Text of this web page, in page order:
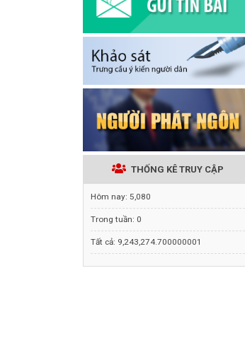
THỐNG KÊ TRUY CẬP
Hôm nay: 5,080
Trong tuần: 0
Tất cả: 9,243,274.700000001